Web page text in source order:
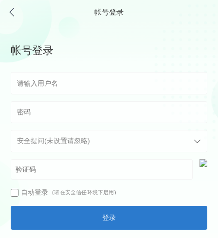
帐号登录
帐号登录
自动登录 (请在安全信任环境下启用)
登录